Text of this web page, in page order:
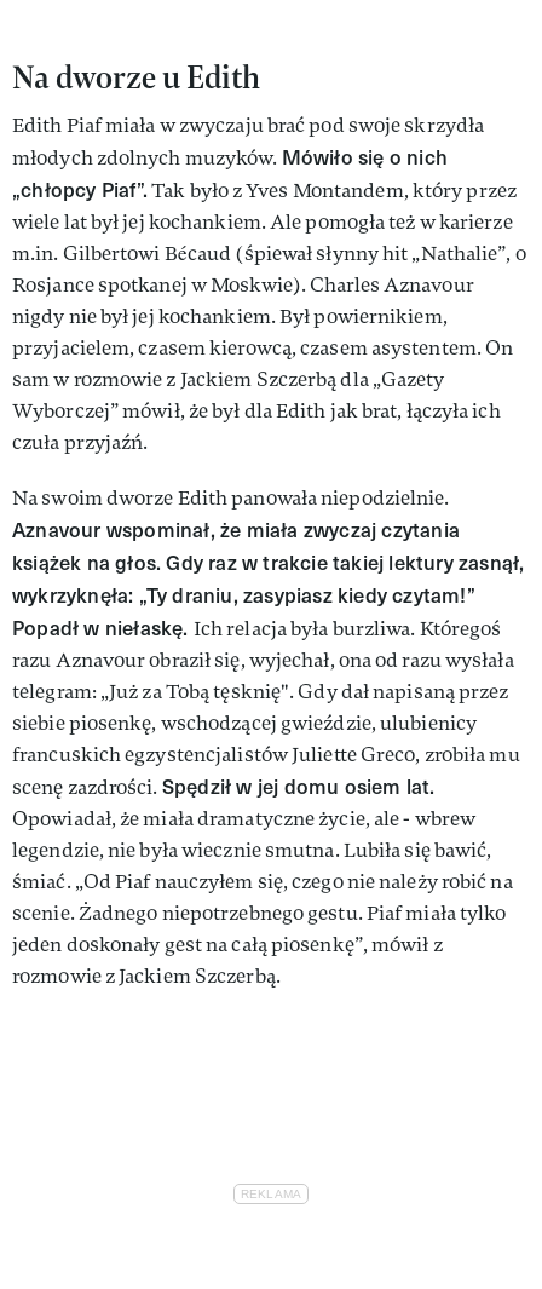
Na dworze u Edith
Edith Piaf miała w zwyczaju brać pod swoje skrzydła
młodych zdolnych muzyków. Mówiło się o nich
„chłopcy Piaf”.Tak było z Yves Montandem, który przez
wiele lat był jej kochankiem. Ale pomogła też w karierze
m.in. Gilbertowi Bécaud (śpiewał słynny hit „Nathalie”, o
Rosjance spotkanej w Moskwie). Charles Aznavour
nigdy nie był jej kochankiem. Był powiernikiem,
przyjacielem, czasem kierowcą, czasem asystentem. On
sam w rozmowie z Jackiem Szczerbą dla „Gazety
Wyborczej” mówił, że był dla Edith jak brat, łączyła ich
czuła przyjaźń.
Na swoim dworze Edith panowała niepodzielnie.
Aznavour wspominał, że miała zwyczaj czytania
książek na głos. Gdy raz w trakcie takiej lektury zasnął,
wykrzyknęła: „Ty draniu, zasypiasz kiedy czytam!”
Popadł w niełaskę. Ich relacja była burzliwa. Któregoś
razu Aznavour obraził się, wyjechał, ona od razu wysłała
telegram: „Już za Tobą tęsknię". Gdy dał napisaną przez
siebie piosenkę, wschodzącej gwieździe, ulubienicy
francuskich egzystencjalistów Juliette Greco, zrobiła mu
scenę zazdrości. Spędził w jej domu osiem lat.
Opowiadał, że miała dramatyczne życie, ale - wbrew
legendzie, nie była wiecznie smutna. Lubiła się bawić,
śmiać. „Od Piaf nauczyłem się, czego nie należy robić na
scenie. Żadnego niepotrzebnego gestu. Piaf miała tylko
jeden doskonały gest na całą piosenkę”, mówił z
rozmowie z Jackiem Szczerbą.